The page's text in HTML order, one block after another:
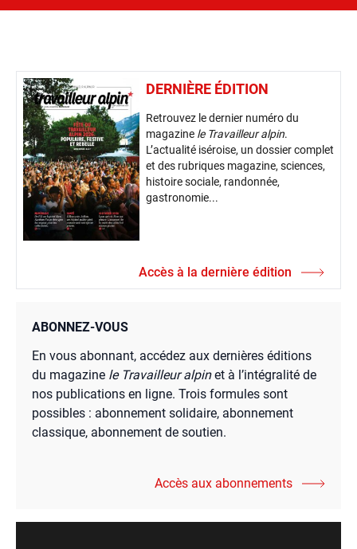
DERNIÈRE ÉDITION
Retrouvez le dernier numéro du
magazine le Travailleur alpin.
L’actualité iséroise, un dossier complet
et des rubriques magazine, sciences,
histoire sociale, randonnée,
gastronomie...
Accès à la dernière édition
ABONNEZ-VOUS
En vous abonnant, accédez aux dernières éditions
du magazine le Travailleur alpinet à l’intégralité de
nos publications en ligne. Trois formules sont
possibles : abonnement solidaire, abonnement
classique, abonnement de soutien.
Accès aux abonnements